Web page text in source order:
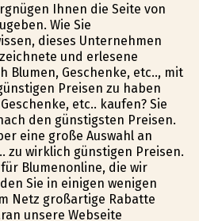
Ihnen die Seite von
Wie Sie
dieses Unternehmen
und erlesene
Blumen, Geschenke, etc.., mit
Preisen zu haben
etc.. kaufen? Sie
den günstigsten Preisen.
eine große Auswahl an
zu wirklich günstigen Preisen.
Blumenonline, die wir
Sie in einigen wenigen
Netz großartige Rabatte
unsere Webseite